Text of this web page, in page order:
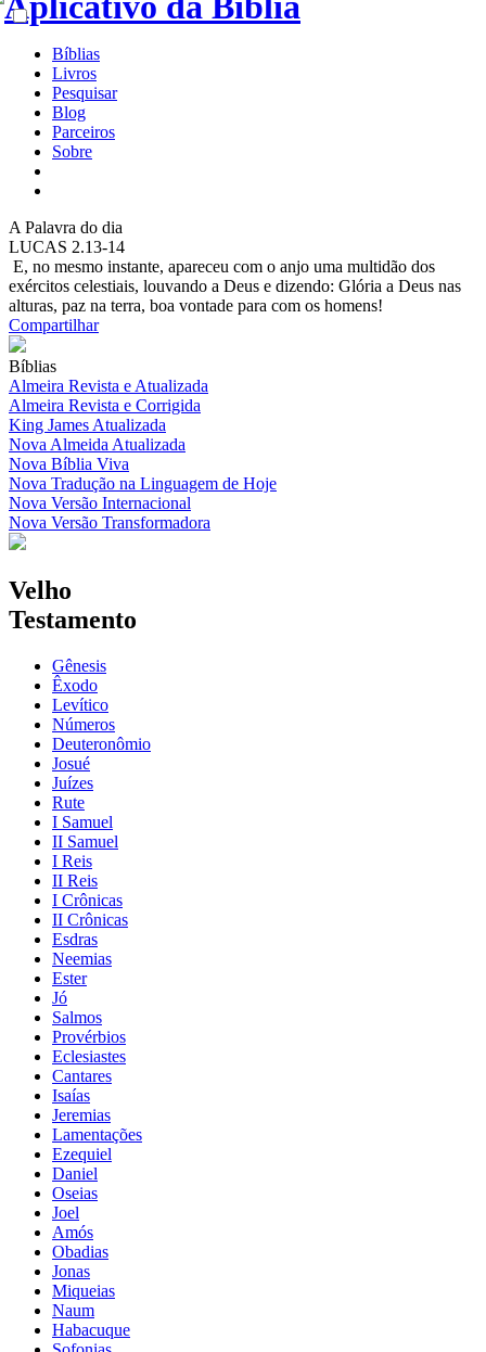
Bíblias
Livros
Pesquisar
Blog
Parceiros
Sobre
A Palavra do dia
LUCAS 2.13-14
E, no mesmo instante, apareceu com o anjo uma multidão dos
exércitos celestiais, louvando a Deus e dizendo: Glória a Deus nas
alturas, paz na terra, boa vontade para com os homens!
Compartilhar
Bíblias
Almeira Revista e Atualizada
Almeira Revista e Corrigida
King James Atualizada
Nova Almeida Atualizada
Nova Bíblia Viva
Nova Tradução na Linguagem de Hoje
Nova Versão Internacional
Nova Versão Transformadora
Velho
Testamento
Gênesis
Êxodo
Levítico
Números
Deuteronômio
Josué
Juízes
Rute
I Samuel
II Samuel
I Reis
II Reis
I Crônicas
II Crônicas
Esdras
Neemias
Ester
Jó
Salmos
Provérbios
Eclesiastes
Cantares
Isaías
Jeremias
Lamentações
Ezequiel
Daniel
Oseias
Joel
Amós
Obadias
Jonas
Miqueias
Naum
Habacuque